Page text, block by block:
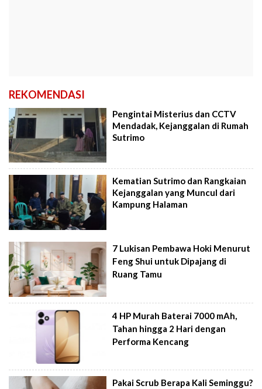
REKOMENDASI
Pengintai Misterius dan CCTV
Mendadak, Kejanggalan di Rumah
Sutrimo
Kematian Sutrimo dan Rangkaian
Kejanggalan yang Muncul dari
Kampung Halaman
7 Lukisan Pembawa Hoki Menurut
Feng Shui untuk Dipajang di
Ruang Tamu
4 HP Murah Baterai 7000 mAh,
Tahan hingga 2 Hari dengan
Performa Kencang
Pakai Scrub Berapa Kali Seminggu?